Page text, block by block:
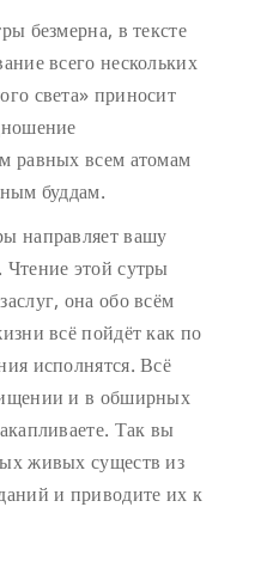
безмерна, в тексте
всего нескольких
света» приносит
равных всем атомам
буддам.
направляет вашу
этой сутры
она обо всём
всё пойдёт как по
исполнятся. Всё
и в обширных
Так вы
живых существ из
и приводите их к